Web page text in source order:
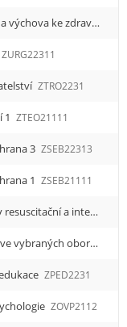
ZVEZ21111 Veřejné zdravotnictví a výchova ke zdraví 1
ZURG22311
ZTRO2231
1 ZTEO21111
3 ZSEB22313
1 ZSEB21111
ZRES22311 Ošetřovatelská péče v resuscitační a intenzivní péči 1
ZPVO22311 Ošetřovatelská péče ve vybraných oborech 1
ZPED2231
ZOVP2112